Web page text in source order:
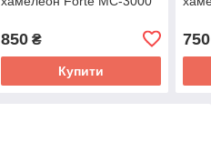
850₴
Купити
750